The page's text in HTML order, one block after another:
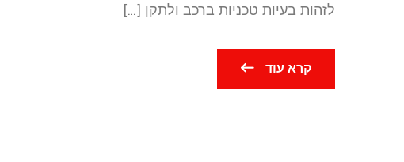
לזהות בעיות טכניות ברכב ולתקן […]
קרא עוד